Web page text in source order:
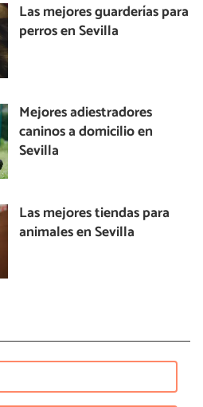
Las mejores guarderías para
perros en Sevilla
Mejores adiestradores
caninos a domicilio en
Sevilla
Las mejores tiendas para
animales en Sevilla